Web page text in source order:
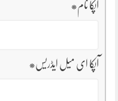
آپکا نام*
آپکا ای میل ایڈریس*